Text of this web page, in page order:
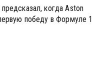
когда Aston
победу в Формуле 1